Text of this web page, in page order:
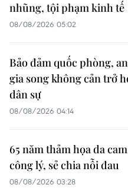
nhũng, tội phạm kinh tế
08/08/2026 05:02
Bảo đảm quốc phòng,
gia song không cản trở
dân sự
08/08/2026 04:14
65 năm thảm họa da
công lý, sẻ chia nỗi đau
08/08/2026 03:28